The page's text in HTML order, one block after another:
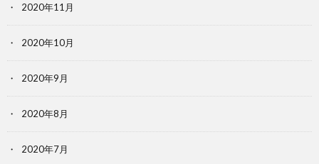
2020年11月
2020年10月
2020年9月
2020年8月
2020年7月